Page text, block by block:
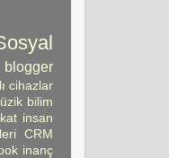
blogger
cihazlar
bilim
insan
CRM
inanç